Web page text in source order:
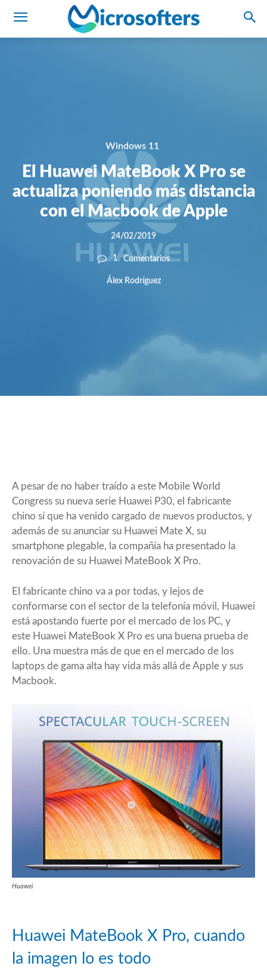
Windows 11
El Huawei MateBook X Pro se
actualiza poniendo más distancia
con el Macbook de Apple
24/02/2019
1 Comentarios
Álex Rodríguez
A pesar de no haber traído a este Mobile World
Congress su nueva serie Huawei P30, el fabricante
chino sí que ha venido cargado de nuevos productos, y
además de su anunciar su Huawei Mate X, su
smartphone plegable, la compañía ha presentado la
renovación de su Huawei MateBook X Pro.
El fabricante chino va a por todas, y lejos de
conformarse con el sector de la telefonía móvil, Huawei
está apostando fuerte por el mercado de los PC, y
este Huawei MateBook X Pro es una buena prueba de
ello. Una muestra más de que en el mercado de los
laptops de gama alta hay vida más allá de Apple y sus
Macbook.
Huawei
Huawei MateBook X Pro, cuando
la imagen lo es todo